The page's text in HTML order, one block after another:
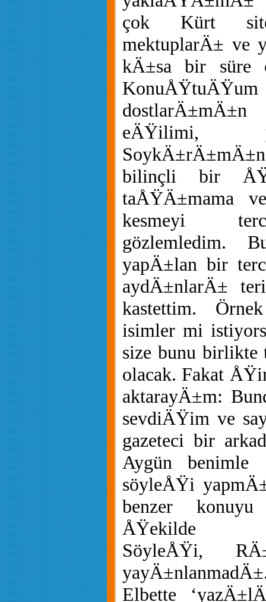
çok Kürt
mektuplarÄ± ve
kÄ±sa bir süre
eÄŸilimi,
bilinçli bir
taÅŸÄ±mama
kesmeyi
gözlemledim.
yapÄ±lan bir
aydÄ±nlarÄ±
kastettim.
isimler mi
size bunu birlikte
olacak. Fakat
aktarayÄ±m:
sevdiÄŸim ve
gazeteci bir
Aygün benimle
söyleÅŸi
benzer
ÅŸekilde
SöyleÅŸi,
Elbette